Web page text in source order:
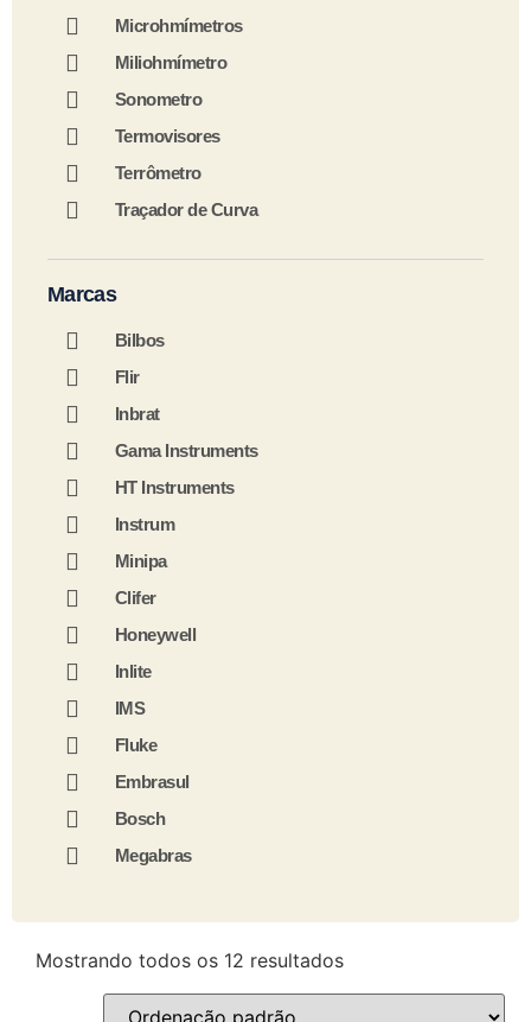
Microhmímetros
Miliohmímetro
Sonometro
Termovisores
Terrômetro
Traçador de Curva
Marcas
Bilbos
Flir
Inbrat
Gama Instruments
HT Instruments
Instrum
Minipa
Clifer
Honeywell
Inlite
IMS
Fluke
Embrasul
Bosch
Megabras
Mostrando todos os 12 resultados